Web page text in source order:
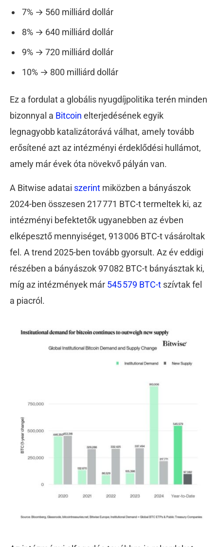
7% → 560 milliárd dollár
8% → 640 milliárd dollár
9% → 720 milliárd dollár
10% → 800 milliárd dollár
Ez a fordulat a globális nyugdíjpolitika terén minden
bizonnyal a Bitcoin elterjedésének egyik
legnagyobb katalizátorává válhat, amely tovább
erősítené azt az intézményi érdeklődési hullámot,
amely már évek óta növekvő pályán van.
A Bitwise adatai szerint miközben a bányászok
2024-ben összesen 217 771 BTC-t termeltek ki, az
intézményi befektetők ugyanebben az évben
elképesztő mennyiséget, 913 006 BTC-t vásároltak
fel. A trend 2025-ben tovább gyorsult. Az év eddigi
részében a bányászok 97 082 BTC-t bányásztak ki,
míg az intézmények már 545 579 BTC-t szívtak fel
a piacról.